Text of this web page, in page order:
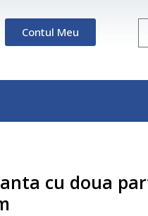
Contul Meu
cu doua